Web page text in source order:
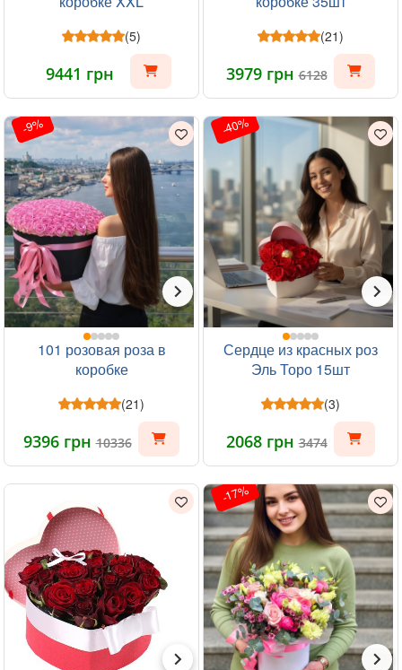
(5)
9441 грн
(21)
3979 грн6128
-9%
101 розовая роза в
коробке
(21)
9396 грн10336
-40%
Сердце из красных роз
Эль Торо 15шт
(3)
2068 грн3474
-17%